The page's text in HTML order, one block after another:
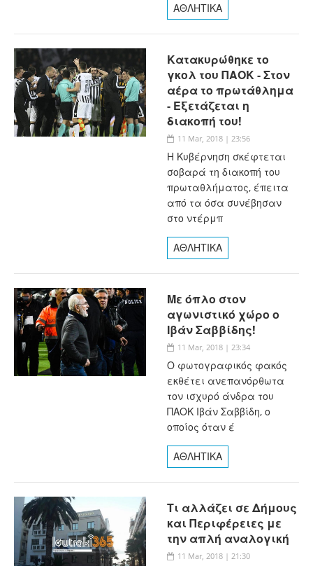
ΑΘΛΗΤΙΚΑ
Κατακυρώθηκε το
γκολ του ΠΑΟΚ - Στον
αέρα το πρωτάθλημα
- Εξετάζεται η
διακοπή του!
11 Mar, 2018 | 23:56
Η Κυβέρνηση σκέφτεται
σοβαρά τη διακοπή του
πρωταθλήματος, έπειτα
από τα όσα συνέβησαν
στο ντέρμπ
ΑΘΛΗΤΙΚΑ
Με όπλο στον
αγωνιστικό χώρο ο
Ιβάν Σαββίδης!
11 Mar, 2018 | 23:34
Ο φωτογραφικός φακός
εκθέτει ανεπανόρθωτα
τον ισχυρό άνδρα του
ΠΑΟΚ Ιβάν Σαββίδη, ο
οποίος όταν έ
ΑΘΛΗΤΙΚΑ
Τι αλλάζει σε Δήμους
και Περιφέρειες με
την απλή αναλογική
11 Mar, 2018 | 21:30